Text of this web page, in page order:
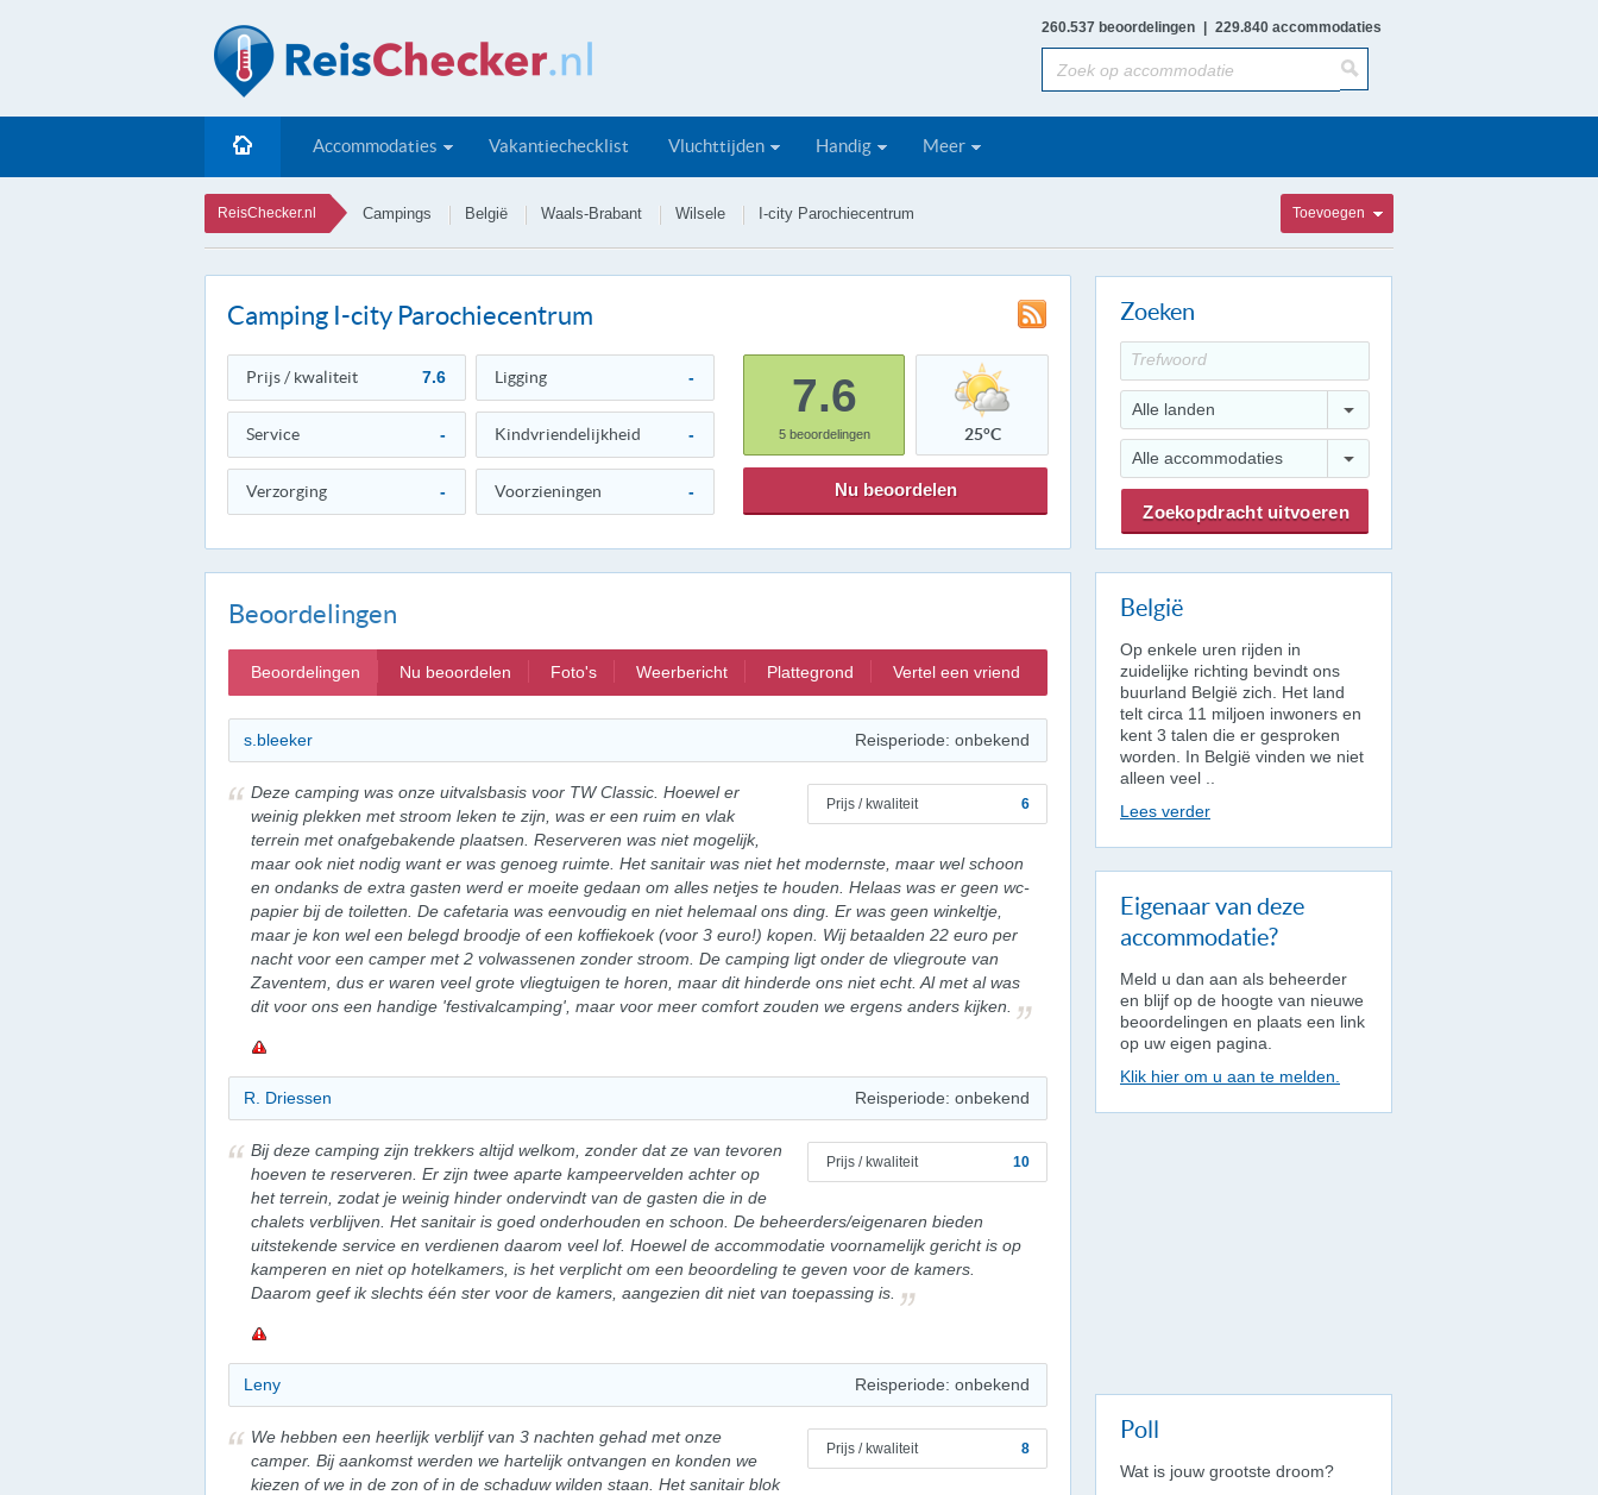
260.537 beoordelingen 229.840 accommodaties
Accommodaties Vakantiechecklist Vluchttijden Handig Meer
ReisChecker.nl Campings België Waals-Brabant Wilsele I-city Parochiecentrum Toevoegen
Camping I-city Parochiecentrum
Prijs / kwaliteit 7.6 Ligging -
Service - Kindvriendelijkheid -
Verzorging - Voorzieningen -
7.6
5beoordelingen 25°C
Nu beoordelen
Beoordelingen
Beoordelingen Nu beoordelen Foto's Weerbericht Plattegrond Vertel een vriend
s.bleeker Reisperiode: onbekend
Prijs / kwaliteit 6
Deze camping was onze uitvalsbasis voor TW Classic. Hoewel er
weinig plekken met stroom leken te zijn, was er een ruim en vlak
terrein met onafgebakende plaatsen. Reserveren was niet mogelijk,
maar ook niet nodig want er was genoeg ruimte. Het sanitair was niet het modernste, maar wel schoon
en ondanks de extra gasten werd er moeite gedaan om alles netjes te houden. Helaas was er geen wc-
papier bij de toiletten. De cafetaria was eenvoudig en niet helemaal ons ding. Er was geen winkeltje,
maar je kon wel een belegd broodje of een koffiekoek (voor 3 euro!) kopen. Wij betaalden 22 euro per
nacht voor een camper met 2 volwassenen zonder stroom. De camping ligt onder de vliegroute van
Zaventem, dus er waren veel grote vliegtuigen te horen, maar dit hinderde ons niet echt. Al met al was
dit voor ons een handige 'festivalcamping', maar voor meer comfort zouden we ergens anders kijken.
R. Driessen Reisperiode: onbekend
Prijs / kwaliteit 10
Bij deze camping zijn trekkers altijd welkom, zonder dat ze van tevoren
hoeven te reserveren. Er zijn twee aparte kampeervelden achter op
het terrein, zodat je weinig hinder ondervindt van de gasten die in de
chalets verblijven. Het sanitair is goed onderhouden en schoon. De beheerders/eigenaren bieden
uitstekende service en verdienen daarom veel lof. Hoewel de accommodatie voornamelijk gericht is op
kamperen en niet op hotelkamers, is het verplicht om een beoordeling te geven voor de kamers.
Daarom geef ik slechts één ster voor de kamers, aangezien dit niet van toepassing is.
Leny Reisperiode: onbekend
Prijs / kwaliteit 8
We hebben een heerlijk verblijf van 3 nachten gehad met onze
camper. Bij aankomst werden we hartelijk ontvangen en konden we
kiezen of we in de zon of in de schaduw wilden staan. Het sanitair blok
Zoeken
Alle landen
Alle accommodaties
België
Op enkele uren rijden in
zuidelijke richting bevindt ons
buurland België zich. Het land
telt circa 11 miljoen inwoners en
kent 3 talen die er gesproken
worden. In België vinden we niet
alleen veel ..
Lees verder
Eigenaar van deze
accommodatie?
Meld u dan aan als beheerder
en blijf op de hoogte van nieuwe
beoordelingen en plaats een link
op uw eigen pagina.
Klik hier om u aan te melden.
Poll
Wat is jouw grootste droom?